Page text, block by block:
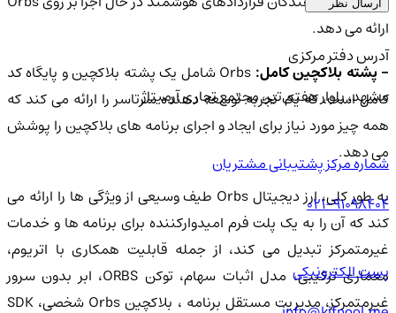
ارائه می دهد.
- پشته بلاکچین کامل:
Orbs شامل یک پشته بلاکچین و پایگاه کد
کامل است، که یک تجربه توسعه دهنده سرتاسر را ارائه می کند که
همه چیز مورد نیاز برای ایجاد و اجرای برنامه های بلاکچین را پوشش
می دهد.
به طور کلی، ارز دیجیتال Orbs طیف وسیعی از ویژگی ها را ارائه می
کند که آن را به یک پلت فرم امیدوارکننده برای برنامه ها و خدمات
غیرمتمرکز تبدیل می کند، از جمله قابلیت همکاری با اتریوم،
معماری ترکیبی، مدل اثبات سهام، توکن ORBS، ابر بدون سرور
غیرمتمرکز، مدیریت مستقل برنامه ، بلاکچین Orbs شخصی، SDK
ارسال نظر
آدرس دفتر مرکزی
مشهد، بلوار هفتم تیر، مجتمع تجاری آرمیتاژ
شماره مرکز پشتیبانی مشتریان
021-91098404
پست الکترونیکی